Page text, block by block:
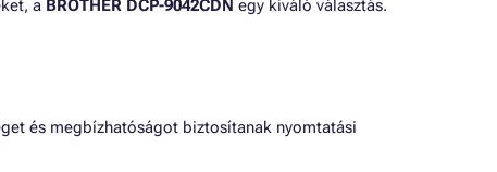
a BROTHER DCP-9042CDN egy kiváló választás.
és megbízhatóságot biztosítanak nyomtatási